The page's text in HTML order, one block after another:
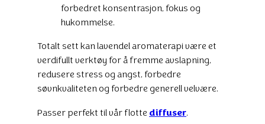
forbedret konsentrasjon, fokus og
hukommelse.
Totalt sett kan lavendel aromaterapi være et
verdifullt verktøy for å fremme avslapning,
redusere stress og angst, forbedre
søvnkvaliteten og forbedre generell velvære.
Passer perfekt til vår flotte diffuser.